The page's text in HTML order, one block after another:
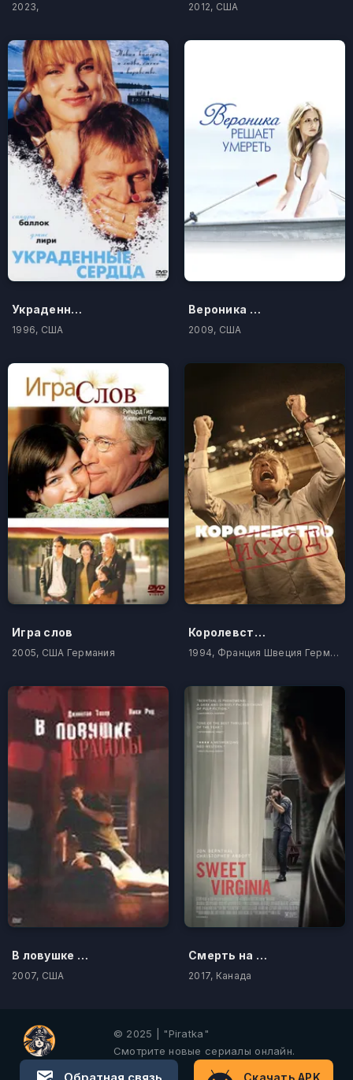
2023, 2012, США
Украденные сердца
1996, США
Вероника решает умереть
2009, США
Игра слов
2005, США Германия
Королевство
1994, Франция Швеция Германия Италия Дания Норвегия Нидерланды
В ловушке красоты
2007, США
Смерть на Аляске
2017, Канада
© 2025 | "Piratka"
Смотрите новые сериалы онлайн.
Обратная связь Скачать APK